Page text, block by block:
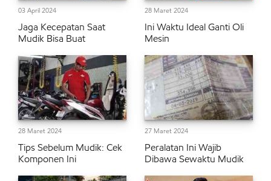
03 April 2024
Jaga Kecepatan Saat
Mudik Bisa Buat
28 Maret 2024
Ini Waktu Ideal Ganti Oli
Mesin
28 Maret 2024
Tips Sebelum Mudik: Cek
Komponen Ini
27 Maret 2024
Peralatan Ini Wajib
Dibawa Sewaktu Mudik